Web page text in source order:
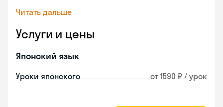
Читать дальше
Услуги и цены
Японский язык
Уроки японского от 1590 ₽ / урок